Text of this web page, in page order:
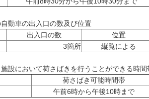
動車の出入口の数及び位置
出入口の数
位置
3箇所 縦覧による
設において荷さばきを行うことができる時間
荷さばき可能時間帯
午前6時から午後10時まで